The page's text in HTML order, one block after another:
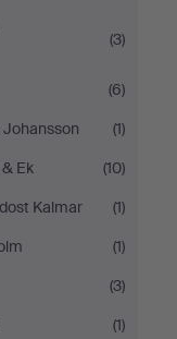
(3)
(6)
(1)
Ek
(10)
Kalmar
(1)
(1)
(3)
(1)